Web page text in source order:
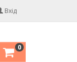
Вхід
0